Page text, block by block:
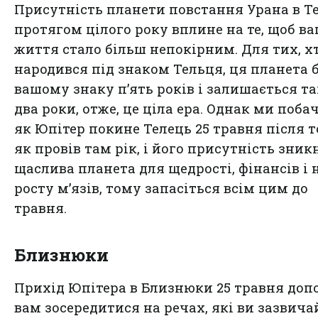
Присутність планети повстання Урана в
протягом цілого року вплине на те, щоб
життя стало більш непокірним. Для тих,
народився під знаком Тельця, ця планета
вашому знаку п’ять років і залишається
два роки, отже, це ціла ера. Однак ми
як Юпітер покине Телець 25 травня після
як провів там рік, і його присутність
щаслива планета для щедрості, фінансів і
росту м’язів, тому запасіться всім цим до
травня.
Близнюки
Прихід Юпітера в Близнюки 25 травня
вам зосередитися на речах, які ви